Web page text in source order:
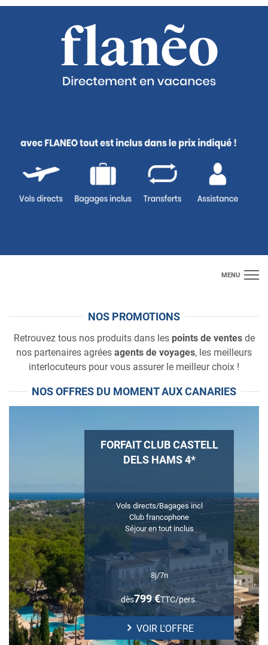
MENU
BIEN-ETRE
INFOS DESTINATIONS
NOS PROMOTIONS
Retrouvez tous nos produits dans les points de ventesde
nos partenaires agrées agents de voyages, les meilleurs
interlocuteurs pour vous assurer le meilleur choix !
NOS OFFRES DU MOMENT AUX CANARIES
FORFAIT CLUB CASTELL
DELS HAMS 4*
Vols directs/Bagages incl
Club francophone
Séjour en tout inclus
8j/7n
dès799€TTC/pers.
VOIR L'OFFRE